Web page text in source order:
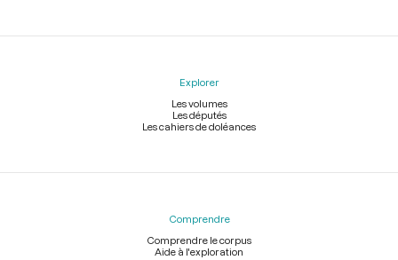
Explorer
Les volumes
Les députés
Les cahiers de doléances
Comprendre
Comprendre le corpus
Aide à l'exploration